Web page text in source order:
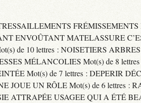
FRÉMISSEMENTS
ENVOÛTANT MATELASSURE
de 10 lettres : NOISETIERS
MÉLANCOLIES Mot(s) de 8
Mot(s) de 7 lettres : DEPERIR
JOUE UN RÔLE Mot(s) de 6 lettres :
ATTRAPÉE USAGEE QUI A ÉTÉ